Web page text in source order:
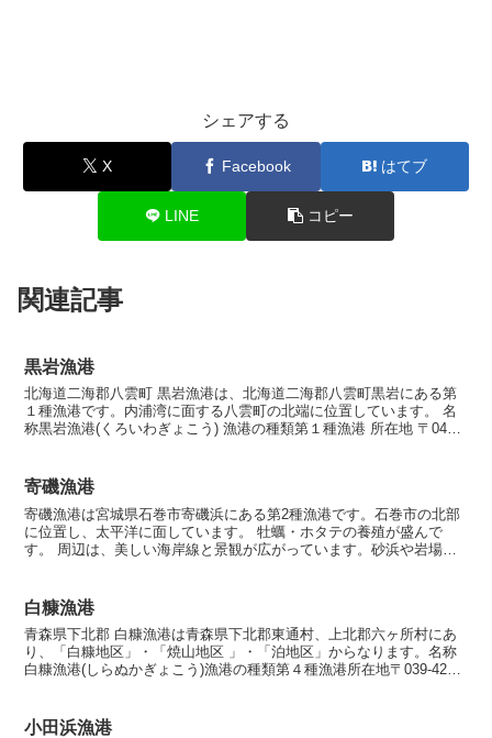
シェアする
X Facebook はてブ
LINE コピー
関連記事
黒岩漁港
北海道二海郡八雲町 黒岩漁港は、北海道二海郡八雲町黒岩にある第
１種漁港です。内浦湾に面する八雲町の北端に位置しています。 名
称黒岩漁港(くろいわぎょこう) 漁港の種類第１種漁港 所在地 〒049-
寄磯漁港
寄磯漁港は宮城県石巻市寄磯浜にある第2種漁港です。石巻市の北部
に位置し、太平洋に面しています。 牡蠣・ホタテの養殖が盛んで
す。 周辺は、美しい海岸線と景観が広がっています。砂浜や岩場が
白糠漁港
青森県下北郡 白糠漁港は青森県下北郡東通村、上北郡六ヶ所村にあ
り、「白糠地区」・「焼山地区 」・「泊地区」からなります。名称
白糠漁港(しらぬかぎょこう)漁港の種類第４種漁港所在地〒039-4224
小田浜漁港